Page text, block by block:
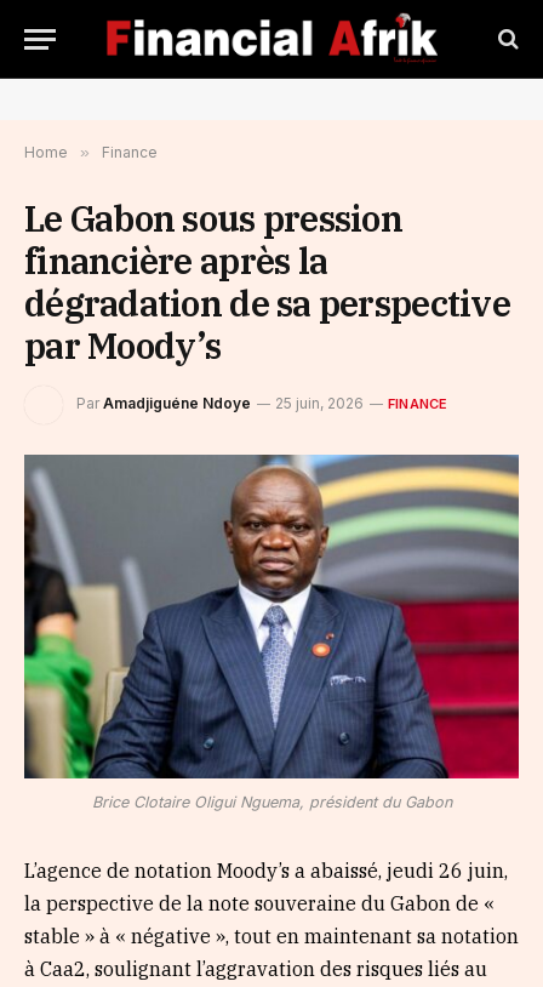
Home » Finance
Le Gabon sous pression
financière après la
dégradation de sa perspective
par Moody’s
Par Amadjiguéne Ndoye 25 juin, 2026 FINANCE
Brice Clotaire Oligui Nguema, président du Gabon
L’agence de notation Moody’s a abaissé, jeudi 26 juin,
la perspective de la note souveraine du Gabon de «
stable » à « négative », tout en maintenant sa notation
à Caa2, soulignant l’aggravation des risques liés au